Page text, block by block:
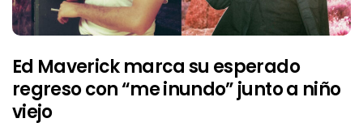
Ed Maverick marca su esperado
regreso con “me inundo” junto a niño
viejo